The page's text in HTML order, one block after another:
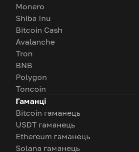
Monero
Shiba Inu
Bitcoin Cash
Avalanche
Tron
BNB
Polygon
Toncoin
Гаманці
Bitcoin гаманець
USDT гаманець
Ethereum гаманець
Solana гаманець